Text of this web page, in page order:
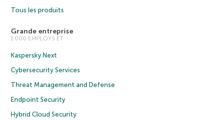
Tous les produits
Grande entreprise
1 000 EMPLOYS ET
Kaspersky Next
Cybersecurity Services
Threat Management and Defense
Endpoint Security
Hybrid Cloud Security